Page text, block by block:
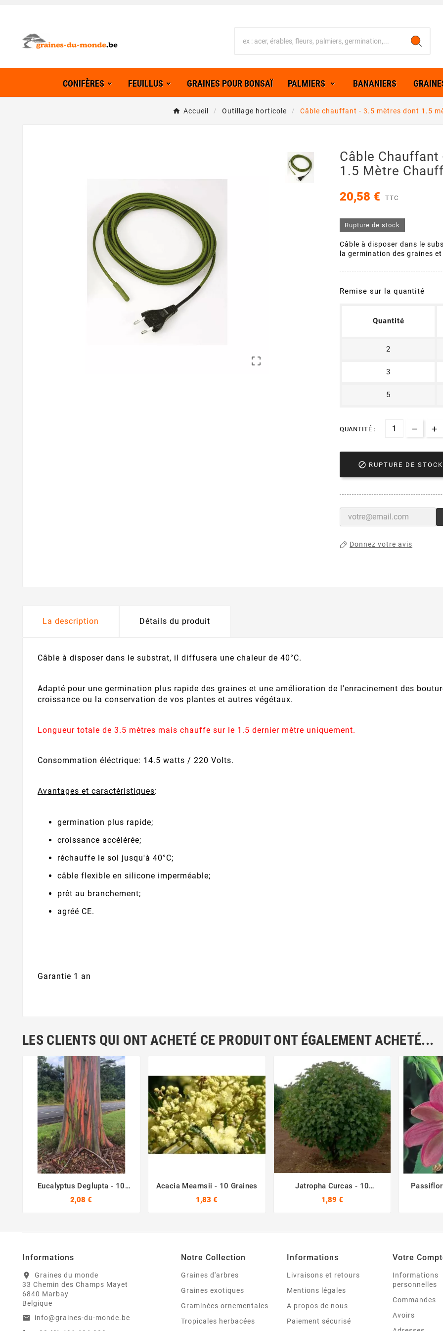
CONIFÈRES FEUILLUS GRAINES POUR BONSAÏ PALMIERS BANANIERS
Accueil Outillage horticole Câble chauffant - 3.5 mètres dont 1.5

Câble
1.5 Mètre
20,58 € TTC
Rupture de stock
Câble à disposer dans le
la germination des graines
Remise sur la quantité
Quantité
2
3
5
QUANTITÉ :
 RUPTURE DE STOCK
Donnez votre avis
La description Détails du produit
Câble à disposer dans le substrat, il diffusera une chaleur de 40°C.
Adapté pour une germination plus rapide des graines et une amélioration de l'enracinement des
croissance ou la conservation de vos plantes et autres végétaux.
Longueur totale de 3.5 mètres mais chauffe sur le 1.5 dernier mètre uniquement.
Consommation éléctrique: 14.5 watts / 220 Volts.
Avantages et caractéristiques:
germination plus rapide;
croissance accélérée;
réchauffe le sol jusqu'à 40°C;
câble flexible en silicone imperméable;
prêt au branchement;
agréé CE.
Garantie 1 an
LES CLIENTS QUI ONT ACHETÉ CE PRODUIT ONT ÉGALEMENT ACHETÉ...
  
Eucalyptus Deglupta - 10
Graines
2,08 €
  
Acacia Mearnsii - 10 Graines
1,83 €
  
Jatropha Curcas - 10
Graines
1,89 €

Informations
location_on
Graines du monde
33 Chemin des Champs Mayet
6840 Marbay
Belgique
email info@graines-du-monde.be
Notre Collection
Graines d'arbres
Graines exotiques
Graminées ornementales
Tropicales herbacées
Informations
Livraisons et retours
Mentions légales
A propos de nous
Paiement sécurisé
Votre
Informations
personnelles
Commandes
Avoirs